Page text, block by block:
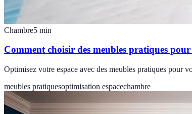
Chambre5 min
Comment choisir des meubles pratiques
Optimisez votre espace avec des meubles pratiques pour
meubles pratiquesoptimisation espacechambre